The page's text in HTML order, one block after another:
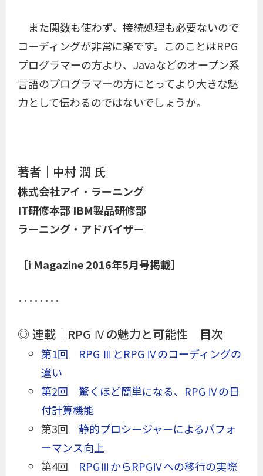
また関数も使わず、接続処理も必要ないので
コーディングが非常に楽です。このことはRPG
プログラマーの方より、Javaなどのオープン系
言語のプログラマーの方にとってより大きな魅
力として伝わるのではないでしょうか。
著者｜中村 潤 氏
株式会社アイ・ラーニング
IT研修本部 IBM製品研修部
ラーニング・アドバイザー
［i Magazine 2016年5月号掲載］
････････
◎ 連載｜RPG Ⅳの魅力と可能性 目次
第1回 RPG ⅢとRPG Ⅳのコーディングの
違い
第2回 驚くほど簡単になる、RPG Ⅳの日
付計算機能
第3回 静的プロシージャーによるパフォ
ーマンス向上
第4回 RPGⅢからRPGⅣへの移行の実際